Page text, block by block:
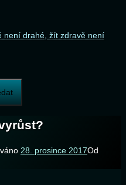
není drahé, žít zdravě není
28. prosince 2017Od